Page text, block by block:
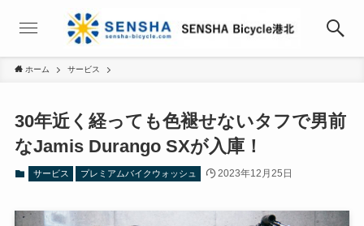
ホーム サービス
30年近く経っても色褪せないタフで男前
なJamis Durango SXが入庫！
サービス プレミアムバイクウォッシュ 2023年12月25日